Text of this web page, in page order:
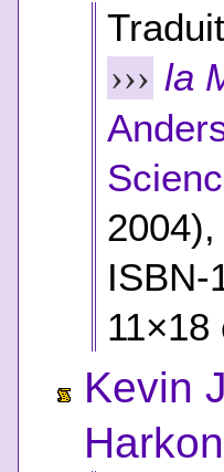
››› la
ISBN-
11×18
Kevin